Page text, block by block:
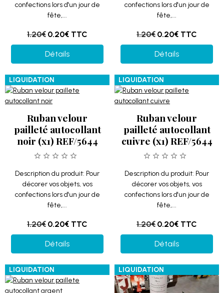
confections lors d'un jour de
fête,...
1.20€ 0.20€ TTC
Détails
confections lors d'un jour de
fête,...
1.20€ 0.20€ TTC
Détails
LIQUIDATION
Ruban velour
pailleté autocollant
noir (x1) REF/5644
Description du produit: Pour
décorer vos objets, vos
confections lors d'un jour de
fête,...
1.20€ 0.20€ TTC
Détails
LIQUIDATION
Ruban velour
pailleté autocollant
cuivre (x1) REF/5644
Description du produit: Pour
décorer vos objets, vos
confections lors d'un jour de
fête,...
1.20€ 0.20€ TTC
Détails
LIQUIDATION LIQUIDATION